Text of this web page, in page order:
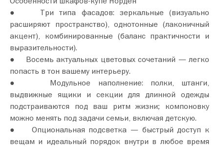
● Три типа фасадов: зеркальные (визуально
расширяют пространство), однотонные (лаконичный
акцент), комбинированные (баланс практичности и
выразительности).
● Восемь актуальных цветовых сочетаний — легко
попасть в тон вашему интерьеру.
● Модульное наполнение: полки, штанги,
выдвижные ящики и секции для длинной одежды
подстраиваются под ваш ритм жизни; компоновку
можно менять под задачи семьи, включая детскую.
● Опциональная подсветка — быстрый доступ к
вещам и идеальный порядок внутри в любое время